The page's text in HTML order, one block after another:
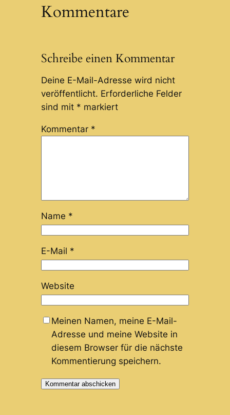
Kommentare
Schreibe einen Kommentar
Deine E-Mail-Adresse wird nicht
veröffentlicht. Erforderliche Felder
sind mit * markiert
Kommentar *
Name *
E-Mail *
Website
Meinen Namen, meine E-Mail-
Adresse und meine Website in
diesem Browser für die nächste
Kommentierung speichern.